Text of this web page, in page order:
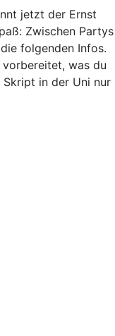
jetzt der Ernst
Zwischen Partys
folgenden Infos.
was du
in der Uni nur